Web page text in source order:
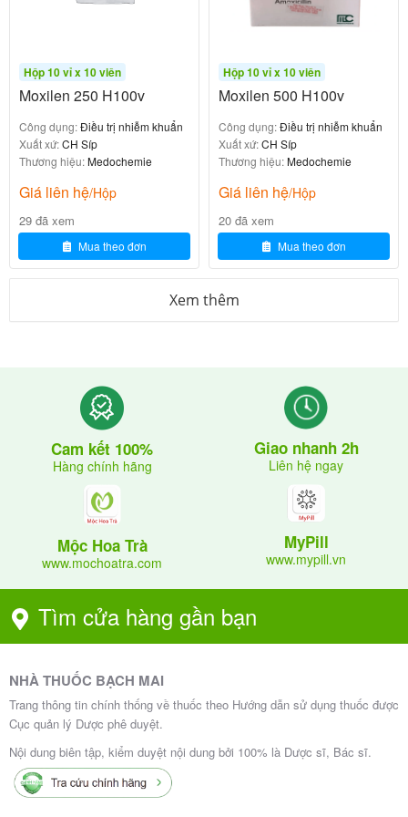
tục uống hàng ngày trong suốt thời gian lưu trú trong
rét.
Phòng ngừa tiêu chảy do đi du lịch ở người lớn:
Phòng ngừa tiêu chảy: Dùng liều duy nhất doxycyclin
200 mg hoặc doxycyclin 100 mg, cách mỗi 12 giờ vào
ngày đầu khởi hành, tiếp theo 100 mg/ngày trong
suốt quá trình lưu trú.
Dự phòng bệnh Leptospira: Doxycyclin 200 mg/lần/ 7
ngày trong thời gian ở trong vùng dịch bệnh và 1 liều
việc sử dụng dự phòng trong hơn 21 ngày hiện chưa
Trẻ em trên 12 tuổi: Dùng liều như người lớn.
Trẻ em từ 12 tuổi trở xuống: Không khuyến cáo sử
Người già:Dùng liều như người lớn.
Sử dụng thận trọng cho bệnh nhân suy gan. Bệnh
Dùng liều đơn, không cần điều chỉnh liều ở bệnh
nhân suy thận
Cách dùng
Thuốc chỉ dùng bằng đường uống. Để làm giảm khả
Hộp 10 vỉ x 10 viên
Moxilen 250 H100v
Công dụng:Điều trị nhiễm khuẩn
Xuất xứ:CH Síp
Thương hiệu:Medochemie
Giá liên hệ/Hộp
29 đã xem
Mua theo đơn
Hộp 10 vỉ x 10 viên
Moxilen 500 H100v
Công dụng:Điều trị nhiễm khuẩn
Xuất xứ:CH Síp
Thương hiệu:Medochemie
Giá liên hệ/Hộp
20 đã xem
Mua theo đơn
Xem thêm
Cam kết 100%
Hàng chính hãng
Giao nhanh 2h
Liên hệ ngay
Mộc Hoa Trà
www.mochoatra.com
MyPill
www.mypill.vn
Tìm cửa hàng gần bạn
NHÀ THUỐC BẠCH MAI
Trang thông tin chính thống về thuốc theo Hướng dẫn sử dụng thuốc được
Cục quản lý Dược phê duyệt.
Nội dung biên tập, kiểm duyệt nội dung bởi 100% là Dược sĩ, Bác sĩ.